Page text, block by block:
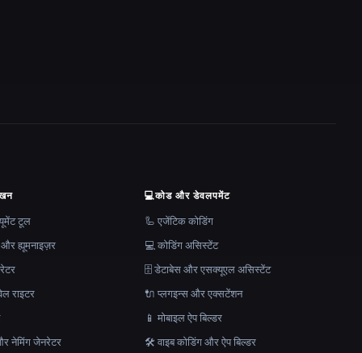
टूल
ह्यूमनाइज़र
राइटर
नेमिंग जेनरेटर
💻कोड और डेवलपमेंट
🦾 एजेंटिक कोडिंग
💻 कोडिंग असिस्टेंट
🗄️ डेटाबेस और एसक्यूएल असिस्टेंट
🔌 प्लगइन्स और एक्सटेंशन
📱 मोबाइल ऐप बिल्डर
🛠️ वाइब कोडिंग और ऐप बिल्डर